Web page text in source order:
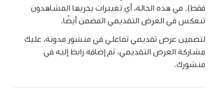
فقط). في هذه الحالة، أي تغييرات يجريها المشاهدون
تنعكس في العرض التقديمي المضمن أيضًا.
لتضمين عرض تقديمي تفاعلي في منشور مدونة، عليك
مشاركة العرض التقديمي، ثم إضافة رابط إليه في
منشورك.